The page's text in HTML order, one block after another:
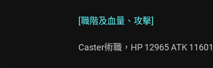
[職階及血量、攻擊]
Caster術職，HP 12965 ATK 11601